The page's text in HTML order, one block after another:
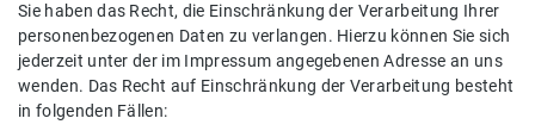
Sie haben das Recht, die Einschränkung der Verarbeitung Ihrer
personenbezogenen Daten zu verlangen. Hierzu können Sie sich
jederzeit unter der im Impressum angegebenen Adresse an uns
wenden. Das Recht auf Einschränkung der Verarbeitung besteht
in folgenden Fällen: